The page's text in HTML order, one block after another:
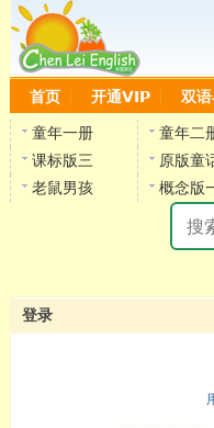
首页 开通VIP 双
童年一册 童年二
课标版三
原版童
老鼠男孩
概念版
登录